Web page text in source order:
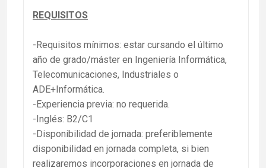
REQUISITOS
-Requisitos mínimos: estar cursando el último
año de grado/máster en Ingeniería Informática,
Telecomunicaciones, Industriales o
ADE+Informática.
-Experiencia previa: no requerida.
-Inglés: B2/C1
-Disponibilidad de jornada: preferiblemente
disponibilidad en jornada completa, si bien
realizaremos incorporaciones en jornada de